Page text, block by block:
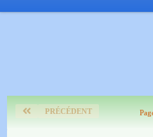
PRÉCÉDENT